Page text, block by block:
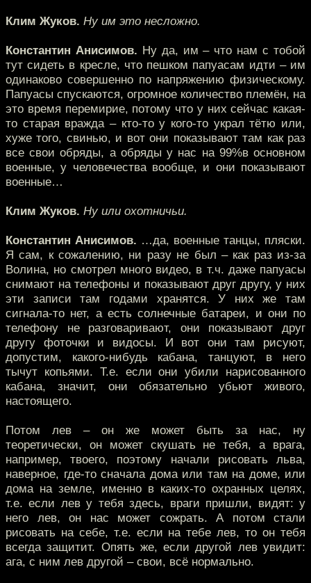
Клим Жуков. Ну им это несложно.
Константин Анисимов. Ну да, им – что нам с тобой
тут сидеть в кресле, что пешком папуасам идти – им
одинаково совершенно по напряжению физическому.
Папуасы спускаются, огромное количество племён, на
это время перемирие, потому что у них сейчас какая-
то старая вражда – кто-то у кого-то украл тётю или,
хуже того, свинью, и вот они показывают там как раз
все свои обряды, а обряды у нас на 99%в основном
военные, у человечества вообще, и они показывают
военные…
Клим Жуков. Ну или охотничьи.
Константин Анисимов. …да, военные танцы, пляски.
Я сам, к сожалению, ни разу не был – как раз из-за
Волина, но смотрел много видео, в т.ч. даже папуасы
снимают на телефоны и показывают друг другу, у них
эти записи там годами хранятся. У них же там
сигнала-то нет, а есть солнечные батареи, и они по
телефону не разговаривают, они показывают друг
другу фоточки и видосы. И вот они там рисуют,
допустим, какого-нибудь кабана, танцуют, в него
тычут копьями. Т.е. если они убили нарисованного
кабана, значит, они обязательно убьют живого,
настоящего.
Потом лев – он же может быть за нас, ну
теоретически, он может скушать не тебя, а врага,
например, твоего, поэтому начали рисовать льва,
наверное, где-то сначала дома или там на доме, или
дома на земле, именно в каких-то охранных целях,
т.е. если лев у тебя здесь, враги пришли, видят: у
него лев, он нас может сожрать. А потом стали
рисовать на себе, т.е. если на тебе лев, то он тебя
всегда защитит. Опять же, если другой лев увидит:
ага, с ним лев другой – свои, всё нормально.